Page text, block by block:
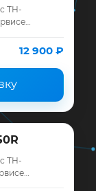
TH-
и
12 900 ₽
TH-